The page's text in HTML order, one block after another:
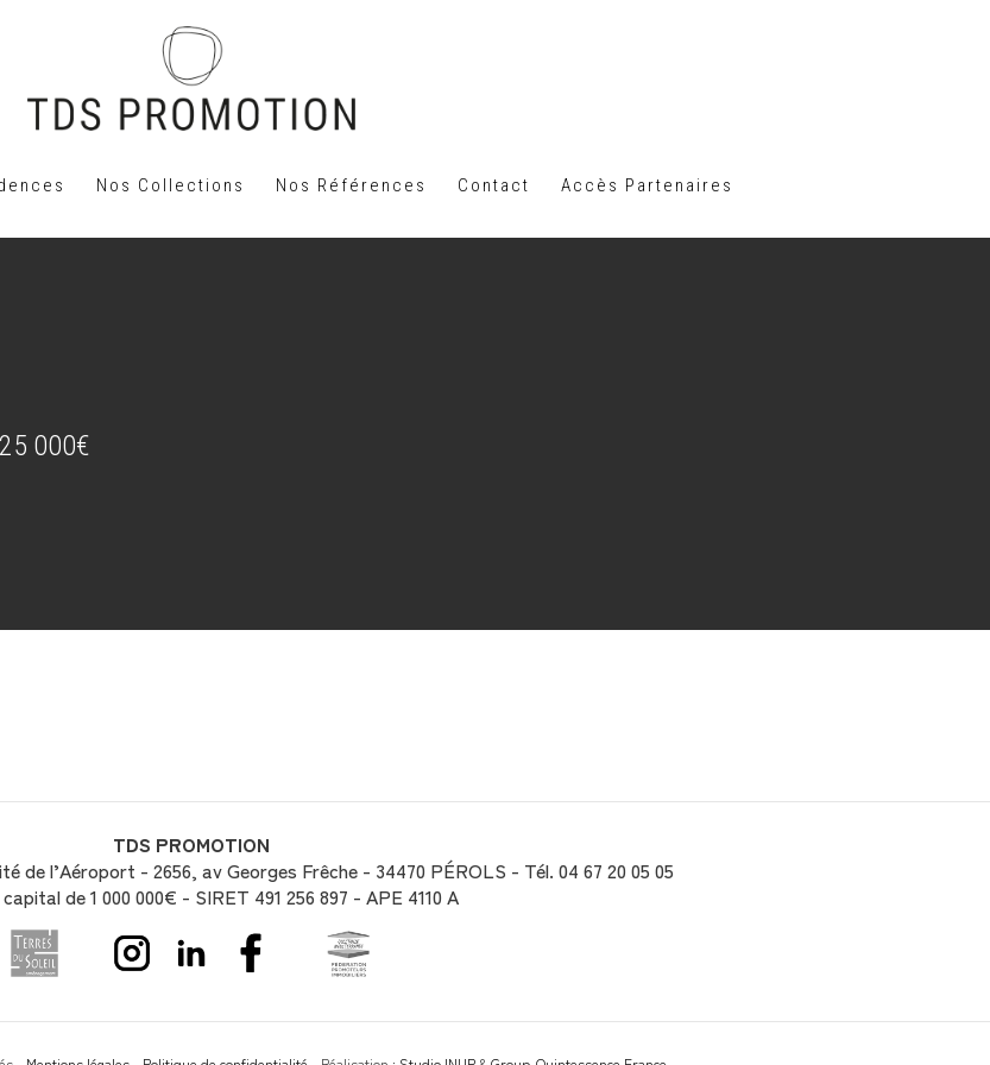
Nos Collections Nos Références Contact Accès Partenaires
000€
TDS PROMOTION
de l’Aéroport - 2656, av Georges Frêche - 34470 PÉROLS - Tél. 04 67 20 05 05
de 1 000 000€ - SIRET 491 256 897 - APE 4110 A